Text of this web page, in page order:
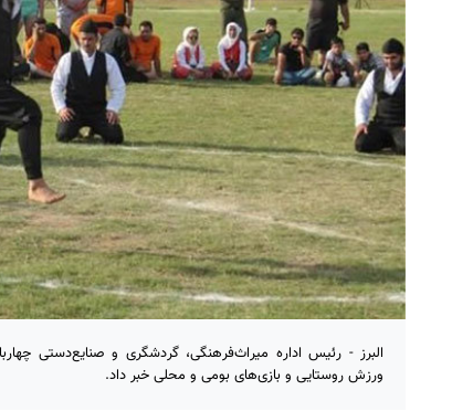
البرز - رئیس اداره میراث‌فرهنگی، گردشگری و صنایع‌دستی
ورزش روستایی و بازی‌های بومی و محلی خبر داد.